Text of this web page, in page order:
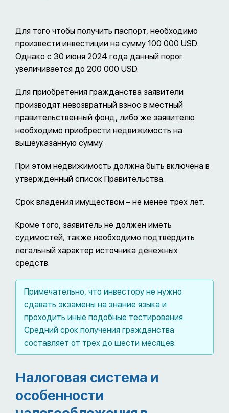
Для того чтобы получить паспорт, необходимо
произвести инвестиции на сумму 100 000 USD.
Однако с 30 июня 2024 года данный порог
увеличивается до 200 000 USD.
Для приобретения гражданства заявители
производят невозвратный взнос в местный
правительственный фонд, либо же заявителю
необходимо приобрести недвижимость на
вышеуказанную сумму.
При этом недвижимость должна быть включена в
утвержденный список Правительства.
Срок владения имуществом – не менее трех лет.
Кроме того, заявитель не должен иметь
судимостей, также необходимо подтвердить
легальный характер источника денежных
средств.
Примечательно, что инвестору не нужно
сдавать экзамены на знание языка и
проходить иные подобные тестирования.
Средний срок получения гражданства
составляет от трех до шести месяцев.
Налоговая система и
особенности